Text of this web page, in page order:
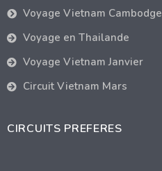
Voyage Vietnam Cambodge
Voyage en Thailande
Voyage Vietnam Janvier
Circuit Vietnam Mars
CIRCUITS PREFERES